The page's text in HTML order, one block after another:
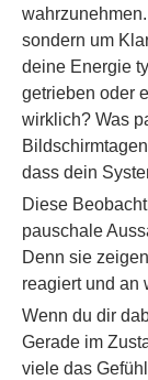
sondern um
deine Energie
getrieben oder
wirklich? Was
dass dein
Diese
pauschale
Denn sie
reagiert und an
Wenn du dir
Gerade im
viele das